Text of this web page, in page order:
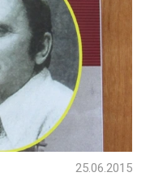
25.06.2015